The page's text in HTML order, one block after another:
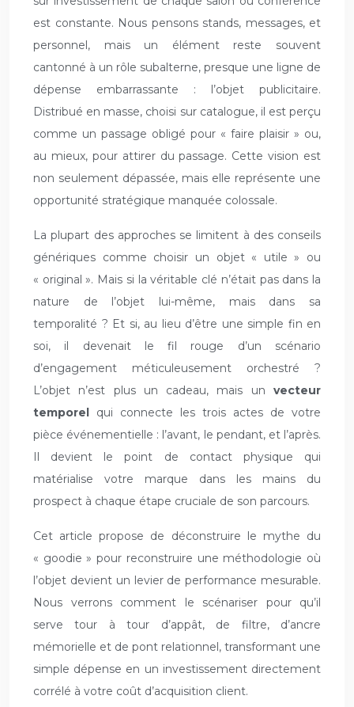
est constante. Nous pensons stands, messages, et
personnel, mais un élément reste souvent
cantonné à un rôle subalterne, presque une ligne de
dépense embarrassante : l’objet publicitaire.
Distribué en masse, choisi sur catalogue, il est perçu
comme un passage obligé pour « faire plaisir » ou,
au mieux, pour attirer du passage. Cette vision est
non seulement dépassée, mais elle représente une
opportunité stratégique manquée colossale.
La plupart des approches se limitent à des conseils
génériques comme choisir un objet « utile » ou
« original ». Mais si la véritable clé n’était pas dans la
nature de l’objet lui-même, mais dans sa
temporalité ? Et si, au lieu d’être une simple fin en
soi, il devenait le fil rouge d’un scénario
d’engagement méticuleusement orchestré ?
L’objet n’est plus un cadeau, mais un vecteur
temporel qui connecte les trois actes de votre
pièce événementielle : l’avant, le pendant, et l’après.
Il devient le point de contact physique qui
matérialise votre marque dans les mains du
prospect à chaque étape cruciale de son parcours.
Cet article propose de déconstruire le mythe du
« goodie » pour reconstruire une méthodologie où
l’objet devient un levier de performance mesurable.
Nous verrons comment le scénariser pour qu’il
serve tour à tour d’appât, de filtre, d’ancre
mémorielle et de pont relationnel, transformant une
simple dépense en un investissement directement
corrélé à votre coût d’acquisition client.